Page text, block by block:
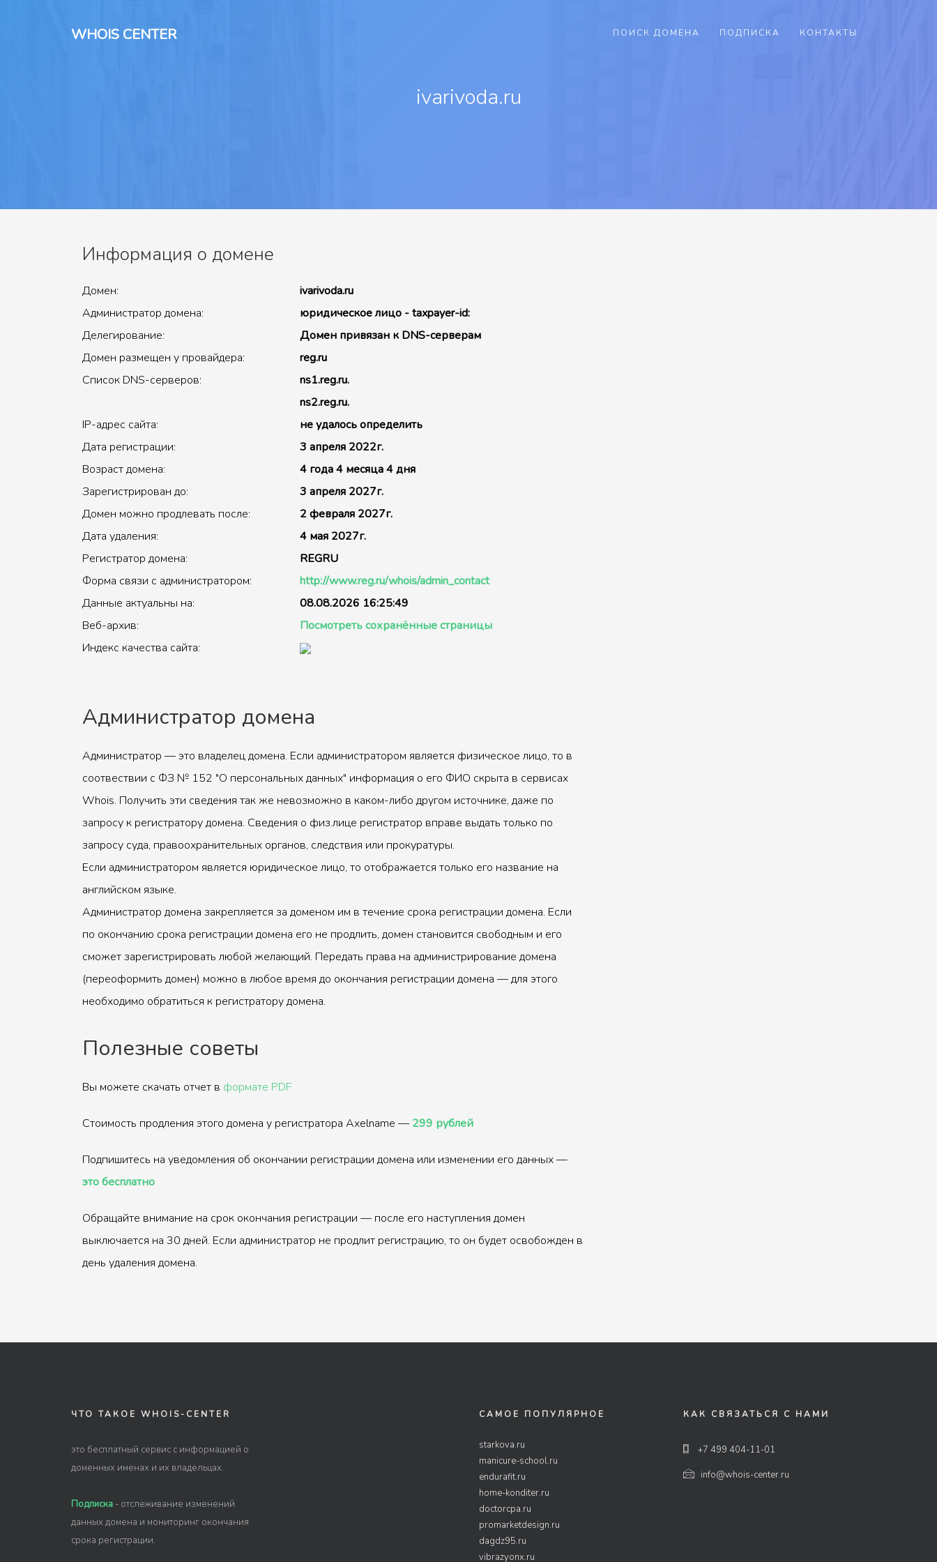
WHOIS CENTER ПОИСК ДОМЕНА ПОДПИСКА КОНТАКТЫ
ivarivoda.ru
Информация о домене
Домен:
ivarivoda.ru
Администратор домена:
юридическое лицо - taxpayer-id:
Делегирование:
Домен привязан к DNS-серверам
Домен размещен у провайдера:
reg.ru
Список DNS-серверов:
ns1.reg.ru.
ns2.reg.ru.
IP-адрес сайта:
не удалось определить
Дата регистрации:
3 апреля 2022г.
Возраст домена:
4 года 4 месяца 4 дня
Зарегистрирован до:
3 апреля 2027г.
Домен можно продлевать после:
2 февраля 2027г.
Дата удаления:
4 мая 2027г.
Регистратор домена:
REGRU
Форма связи с администратором:
http://www.reg.ru/whois/admin_contact
Данные актуальны на:
08.08.2026 16:25:49
Веб-архив:
Посмотреть сохранённые страницы
Индекс качества сайта:
Администратор домена
Администратор — это владелец домена. Если администратором является физическое лицо, то в
соотвествии с ФЗ № 152 "О персональных данных" информация о его ФИО скрыта в сервисах
Whois. Получить эти сведения так же невозможно в каком-либо другом источнике, даже по
запросу к регистратору домена. Сведения о физ.лице регистратор вправе выдать только по
запросу суда, правоохранительных органов, следствия или прокуратуры.
Если администратором является юридическое лицо, то отображается только его название на
английском языке.
Администратор домена закрепляется за доменом им в течение срока регистрации домена. Если
по окончанию срока регистрации домена его не продлить, домен становится свободным и его
сможет зарегистрировать любой желающий. Передать права на администрирование домена
(переоформить домен) можно в любое время до окончания регистрации домена — для этого
необходимо обратиться к регистратору домена.
Полезные советы
Вы можете скачать отчет в формате PDF
Стоимость продления этого домена у регистратора Axelname — 299 рублей
Подпишитесь на уведомления об окончании регистрации домена или изменении его данных —
это бесплатно
Обращайте внимание на срок окончания регистрации — после его наступления домен
выключается на 30 дней. Если администратор не продлит регистрацию, то он будет освобожден в
день удаления домена.
ЧТО ТАКОЕ WHOIS-CENTER
это бесплатный сервис с информацией о
доменных именах и их владельцах.
Подписка - отслеживание изменений
данных домена и мониторинг окончания
срока регистрации.
САМОЕ ПОПУЛЯРНОЕ
starkova.ru
manicure-school.ru
endurafit.ru
home-konditer.ru
doctorcpa.ru
promarketdesign.ru
dagdz95.ru
vibrazyonx.ru
КАК СВЯЗАТЬСЯ С НАМИ
+7 499 404-11-01
info@whois-center.ru